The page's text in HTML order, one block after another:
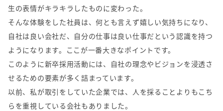
生の表情がキラキラしたものに変わった。
そんな体験をした社員は、何とも言えず嬉しい気持ちになり、
自社は良い会社だ、自分の仕事は良い仕事だという認識を持つ
ようになります。ここが一番大きなポイントです。
このように新卒採用活動には、自社の理念やビジョンを浸透さ
せるための要素が多く詰まっています。
以前、私が取引をしていた企業では、人を採ることよりもこち
らを重視している会社もありました。